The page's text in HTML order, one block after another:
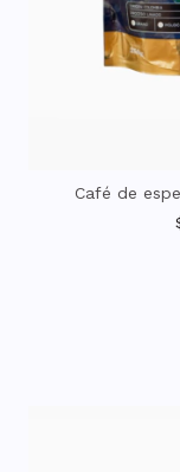
Café de